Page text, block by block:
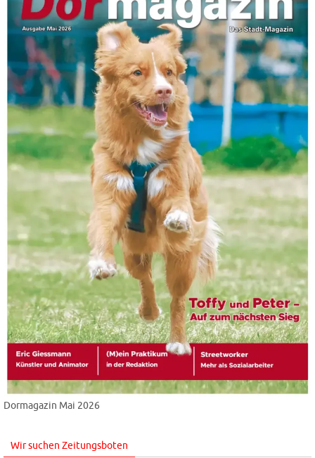
Dormagazin Mai 2026
Wir suchen Zeitungsboten